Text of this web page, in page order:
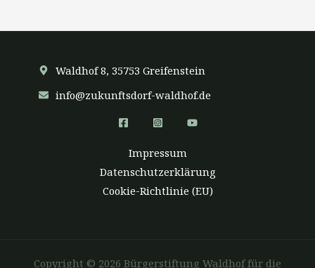
Waldhof 8, 35753 Greifenstein
info@zukunftsdorf-waldhof.de
Impressum
Datenschutzerklärung
Cookie-Richtlinie (EU)
Copyright © 2026 Bürgerstiftung Waldhof für die